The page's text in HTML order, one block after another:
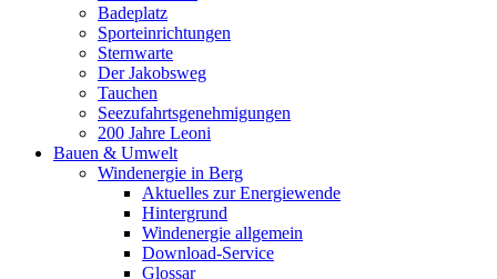
Badeplatz
Sporteinrichtungen
Sternwarte
Der Jakobsweg
Tauchen
Seezufahrtsgenehmigungen
200 Jahre Leoni
Bauen & Umwelt
Windenergie in Berg
Aktuelles zur Energiewende
Hintergrund
Windenergie allgemein
Download-Service
Glossar